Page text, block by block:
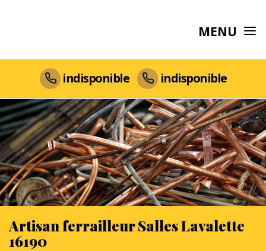
MENU
indisponible indisponible
Artisan ferrailleur Salles Lavalette
16190